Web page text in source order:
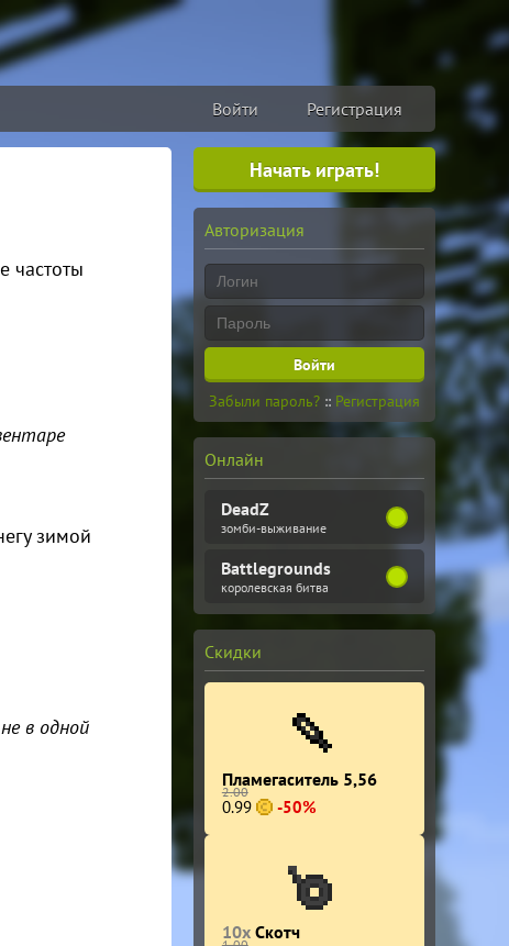
Войти Регистрация
частоты
зимой
в одной
Начать играть!
Авторизация
Забыли пароль?:: Регистрация
Онлайн
DeadZ
зомби-выживание
Battlegrounds
королевская битва
Скидки
Пламегаситель 5,56
2.00
0.99 -50%
10xСкотч